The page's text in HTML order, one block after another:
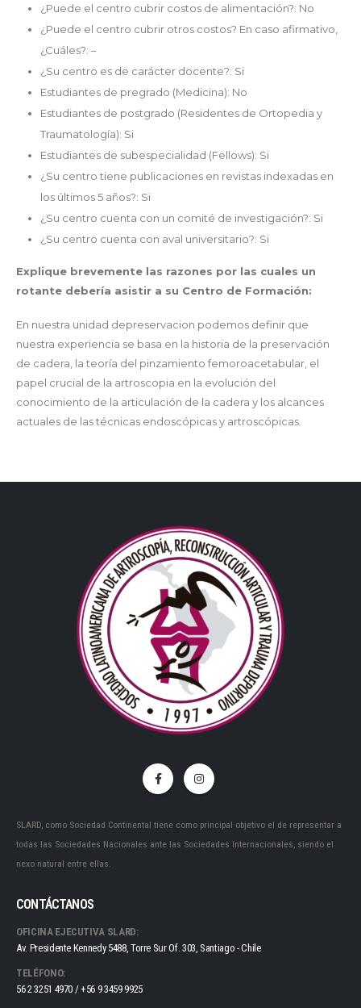
¿Puede el centro cubrir costos de alimentación?: No
¿Puede el centro cubrir otros costos? En caso afirmativo,
¿Cuáles?: –
¿Su centro es de carácter docente?: Si
Estudiantes de pregrado (Medicina): No
Estudiantes de postgrado (Residentes de Ortopedia y
Traumatología): Si
Estudiantes de subespecialidad (Fellows): Si
¿Su centro tiene publicaciones en revistas indexadas en
los últimos 5 años?: Si
¿Su centro cuenta con un comité de investigación?: Si
¿Su centro cuenta con aval universitario?: Si
Explique brevemente las razones por las cuales un
rotante debería asistir a su Centro de Formación:
En nuestra unidad depreservacion podemos definir que
nuestra experiencia se basa en la historia de la preservación
de cadera, la teoría del pinzamiento femoroacetabular, el
papel crucial de la artroscopia en la evolución del
conocimiento de la articulación de la cadera y los alcances
actuales de las técnicas endoscópicas y artroscópicas.
SLARD, como Sociedad Continental tiene como principal objetivo el de representar a
todas las Sociedades Nacionales ante las Sociedades Internacionales, siendo el
nexo natural entre ellas.
CONTÁCTANOS
OFICINA EJECUTIVA SLARD:
Av. Presidente Kennedy 5488, Torre Sur Of. 303, Santiago - Chile
TELÉFONO:
56 2 3251 4970 / +56 9 3459 9925